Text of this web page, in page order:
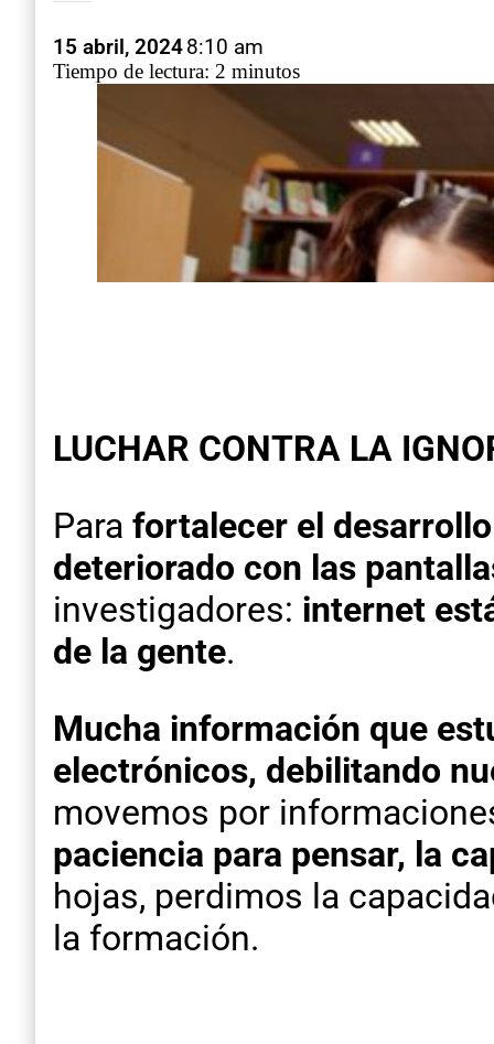
15 abril, 20248:10 am
Tiempo de lectura: 2 minutos
LUCHAR CONTRA LA
Para fortalecer el
deteriorado con las
investigadores: internet
de la gente.
Mucha información que
electrónicos, debilitando
movemos por
paciencia para pensar, la
hojas, perdimos la
la formación.